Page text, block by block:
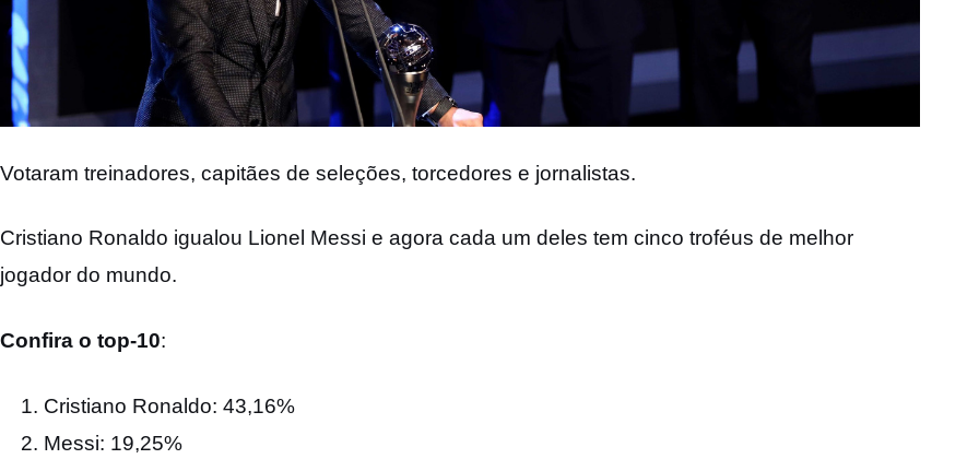
Votaram treinadores, capitães de seleções, torcedores e jornalistas.
Cristiano Ronaldo igualou Lionel Messi e agora cada um deles tem cinco troféus de melhor
jogador do mundo.
Confira o top-10:
Cristiano Ronaldo: 43,16%
Messi: 19,25%